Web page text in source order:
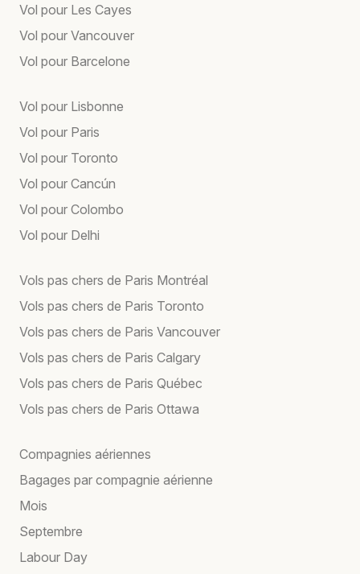
Vol pour Les Cayes
Vol pour Vancouver
Vol pour Barcelone
Vol pour Lisbonne
Vol pour Paris
Vol pour Toronto
Vol pour Cancún
Vol pour Colombo
Vol pour Delhi
Vols pas chers de Paris Montréal
Vols pas chers de Paris Toronto
Vols pas chers de Paris Vancouver
Vols pas chers de Paris Calgary
Vols pas chers de Paris Québec
Vols pas chers de Paris Ottawa
Compagnies aériennes
Bagages par compagnie aérienne
Mois
Septembre
Labour Day